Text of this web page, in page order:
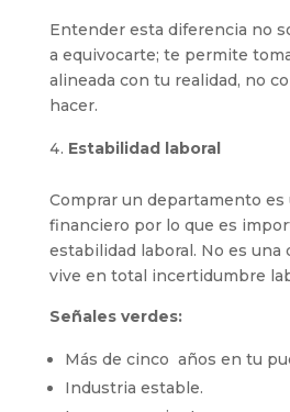
Entender esta diferencia no
a equivocarte; te permite
alineada con tu realidad, no
hacer.
Estabilidad laboral
Comprar un departamento
financiero por lo que es
estabilidad laboral. No es una
vive en total incertidumbre
Señales verdes:
Más de cinco años en tu
Industria estable.